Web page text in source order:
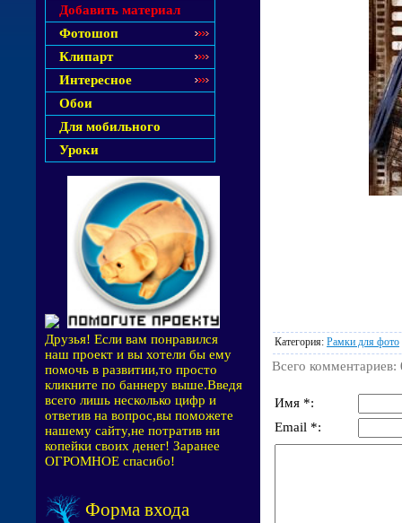
Добавить материал
Фотошоп
Клипарт
Интересное
Обои
Для мобильного
Уроки
Друзья! Если вам понравился
наш проект и вы хотели бы ему
помочь в развитии,то просто
кликните по баннеру выше.Введя
всего лишь несколько цифр и
ответив на вопрос,вы поможете
нашему сайту,не потратив ни
копейки своих денег! Заранее
ОГРОМНОЕ спасибо!
Форма входа
Категория: Рамки для фото
Всего комментариев:
Имя *:
Email *: